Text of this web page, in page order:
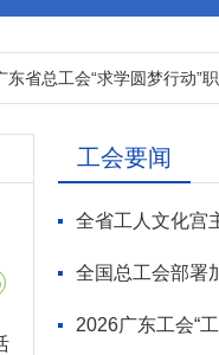
省总工会“求学圆梦行动”职
工会要闻